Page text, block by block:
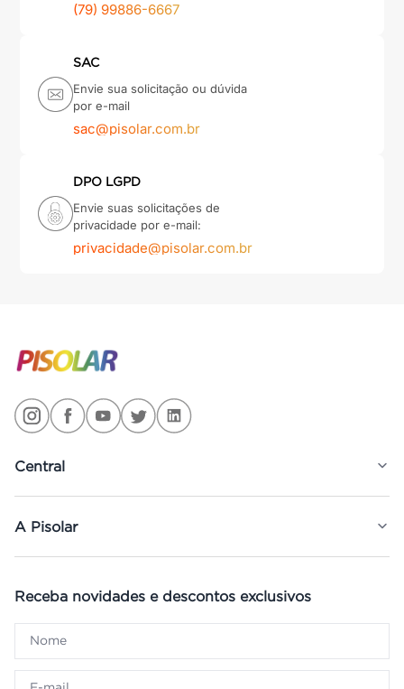
(79) 99886-6667
SAC
Envie sua solicitação ou dúvida
por e-mail
sac@pisolar.com.br
DPO LGPD
Envie suas solicitações de
privacidade por e-mail:
privacidade@pisolar.com.br
Central
A Pisolar
Receba novidades e descontos exclusivos